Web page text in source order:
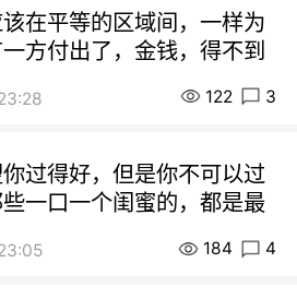
在平等的区域间，一样为
方付出了，金钱，得不到
122 3
过得好，但是你不可以过
一口一个闺蜜的，都是最
184 4